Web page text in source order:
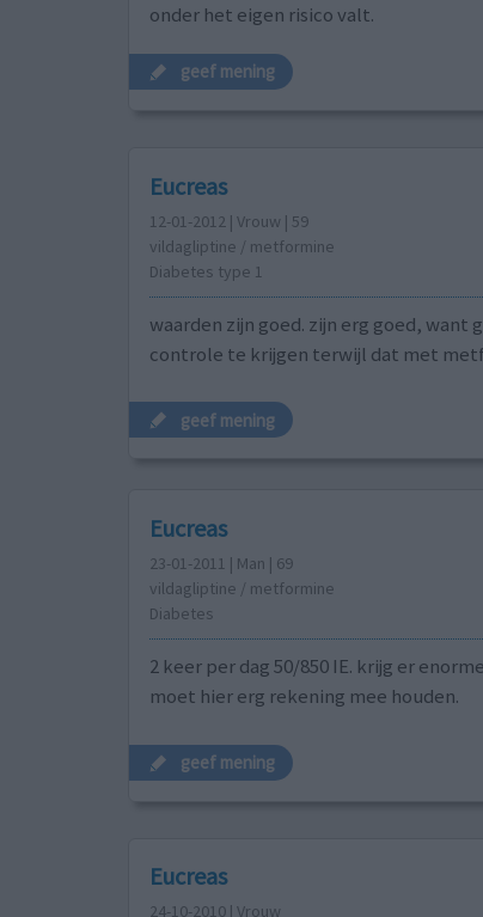
onder het eigen risico valt.
geef mening
Eucreas
12-01-2012 | Vrouw | 59
vildagliptine / metformine
Diabetes type 1
waarden zijn goed. zijn erg goed, want
controle te krijgen terwijl dat met
geef mening
Eucreas
23-01-2011 | Man | 69
vildagliptine / metformine
Diabetes
2 keer per dag 50/850 IE. krijg er
moet hier erg rekening mee houden.
geef mening
Eucreas
24-10-2010 | Vrouw